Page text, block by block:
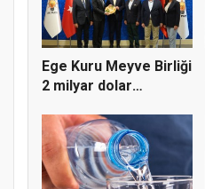
Ege Kuru Meyve Birliği
2 milyar dolar